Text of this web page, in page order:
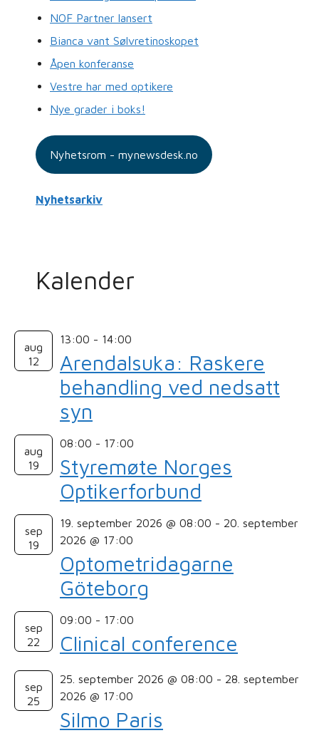
NOF Partner lansert
Bianca vant Sølvretinoskopet
Åpen konferanse
Vestre har med optikere
Nye grader i boks!
Nyhetsrom - mynewsdesk.no
Nyhetsarkiv
Kalender
aug
12
13:00 - 14:00
Arendalsuka: Raskere
behandling ved nedsatt
syn
aug
19
08:00 - 17:00
Styremøte Norges
Optikerforbund
sep
19
19. september 2026 @ 08:00 - 20. september
2026 @ 17:00
Optometridagarne
Göteborg
sep
22
09:00 - 17:00
Clinical conference
sep
25
25. september 2026 @ 08:00 - 28. september
2026 @ 17:00
Silmo Paris